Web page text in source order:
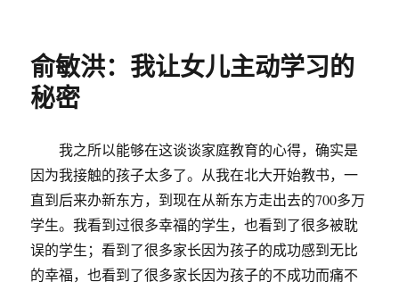
如
司
提
问？
俞敏洪：我让女儿主动学习的
秘密
我之所以能够在这谈谈家庭教育的心得，确实是
因为我接触的孩子太多了。从我在北大开始教书，一
直到后来办新东方，到现在从新东方走出去的700多万
学生。我看到过很多幸福的学生，也看到了很多被耽
误的学生；看到了很多家长因为孩子的成功感到无比
的幸福，也看到了很多家长因为孩子的不成功而痛不